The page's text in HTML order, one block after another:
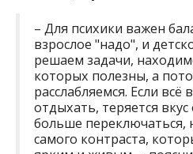
– Для психики важен
взрослое "надо", и
решаем задачи,
которых полезны, а
расслабляемся. Если всё
отдыхать, теряется
больше переключаться,
самого контраста,